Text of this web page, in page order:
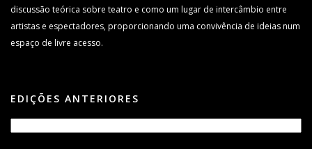
discussão teórica sobre teatro e como um lugar de intercâmbio entre
artistas e espectadores, proporcionando uma convivência de ideias num
espaço de livre acesso.
EDIÇÕES ANTERIORES